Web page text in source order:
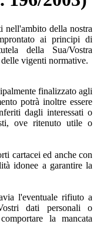
della nostra
ai principi di
della Sua/Vostra
vigenti normative.
finalizzato agli
potrà inoltre essere
dagli interessati o
ove ritenuto utile o
cartacei ed anche con
idonee a garantire la
l'eventuale rifiuto a
dati personali o
la mancata